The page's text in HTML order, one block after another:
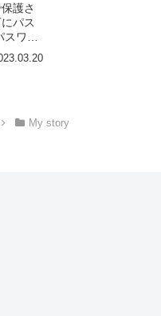
護さ
パス
ワー
My story